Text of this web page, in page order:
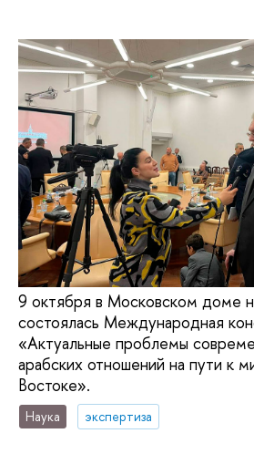
9 октября в Московском доме
состоялась Международная
«Актуальные проблемы
арабских отношений на пути к
Востоке».
Наука экспертиза